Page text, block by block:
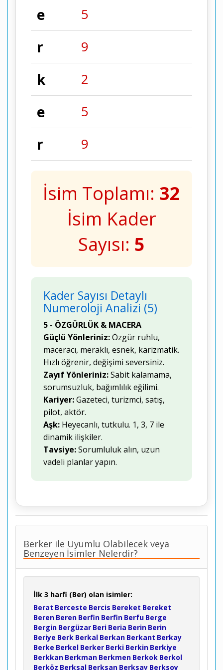
e 5
r 9
k 2
e 5
r 9
İsim Toplamı: 32
İsim Kader
Sayısı: 5
Kader Sayısı Detaylı
Numeroloji Analizi (5)
5 - ÖZGÜRLÜK & MACERA
Güçlü Yönleriniz:Özgür ruhlu,
maceracı, meraklı, esnek, karizmatik.
Hızlı öğrenir, değişimi seversiniz.
Zayıf Yönleriniz:Sabit kalamama,
sorumsuzluk, bağımlılık eğilimi.
Kariyer:Gazeteci, turizmci, satış,
pilot, aktör.
Aşk: Heyecanlı, tutkulu. 1, 3, 7 ile
dinamik ilişkiler.
Tavsiye:Sorumluluk alın, uzun
vadeli planlar yapın.
Berker ile Uyumlu Olabilecek veya
Benzeyen İsimler Nelerdir?
İlk 3 harfi (Ber) olan isimler:
Berat Berceste Bercis Bereket Bereket
Beren Beren Berfin Berfin Berfu Berge
Bergin Bergüzar Beri Beria Berin Berin
Beriye Berk Berkal Berkan Berkant Berkay
Berke Berkel Berker Berki Berkin Berkiye
Berkkan Berkman Berkmen Berkok Berkol
Berköz Berksal Berksan Berksay Berksoy